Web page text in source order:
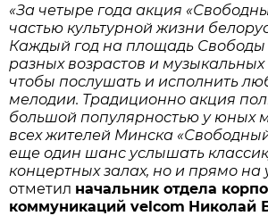
«За четыре года акция
частью культурной жизни
Каждый год на площадь Свободы
разных возрастов и музыкальных
чтобы послушать и исполнить
мелодии. Традиционно акция
большой популярностью у юных
всех жителей Минска
еще один шанс услышать
концертных залах, но и прямо на
отметил начальник отдела
коммуникаций velcom Николай